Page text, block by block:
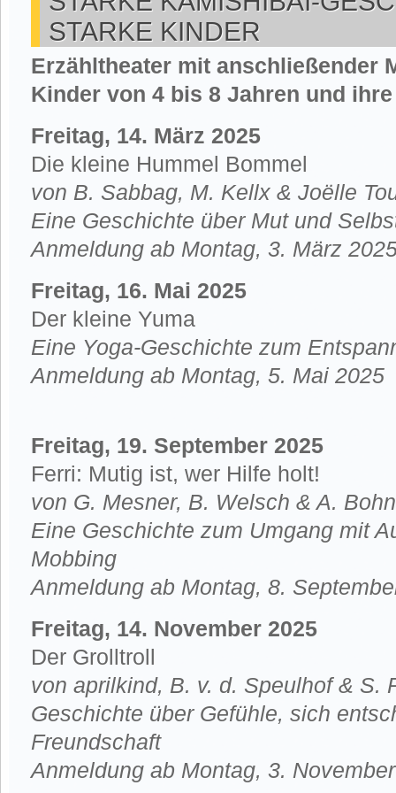
STARKE KINDER
Erzähltheater mit anschließender
Kinder von 4 bis 8 Jahren und
Freitag, 14. März 2025
Die kleine Hummel Bommel
von B. Sabbag, M. Kellx & Joёlle
Eine Geschichte über Mut und
Anmeldung ab Montag, 3. März
Freitag, 16. Mai 2025
Der kleine Yuma
Eine Yoga-Geschichte zum
Anmeldung ab Montag, 5. Mai 2025
Freitag, 19. September 2025
Ferri: Mutig ist, wer Hilfe holt!
von G. Mesner, B. Welsch & A.
Eine Geschichte zum Umgang mit
Mobbing
Anmeldung ab Montag, 8.
Freitag, 14. November 2025
Der Grolltroll
von aprilkind, B. v. d. Speulhof & S.
Geschichte über Gefühle, sich
Freundschaft
Anmeldung ab Montag, 3.